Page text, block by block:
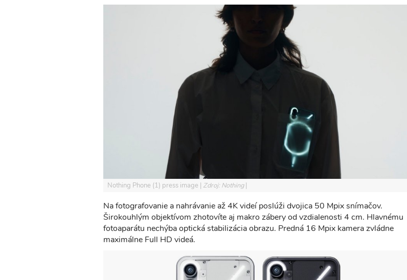
Nothing Phone (1) press image Zdroj: Nothing
Na fotografovanie a nahrávanie až 4K videí poslúži dvojica 50 Mpix snímačov.
Širokouhlým objektívom zhotovíte aj makro zábery od vzdialenosti 4 cm. Hlavnému
fotoaparátu nechýba optická stabilizácia obrazu. Predná 16 Mpix kamera zvládne
maximálne Full HD videá.